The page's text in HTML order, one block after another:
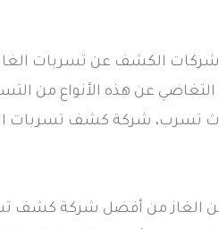
الكشف عن تسربات الغاز
عن هذه الأنواع من
تسرب، شركة كشف تسربات
من أفضل شركة كشف